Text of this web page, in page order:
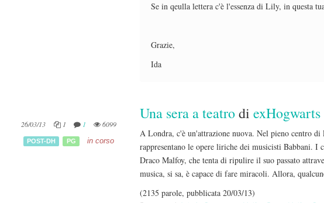
Se in qeulla lettera c'è l'essenza di Lily, in questa
Grazie,
Ida
26/03/13 1 1 6099
POST-DH PG in corso
Una sera a teatrodi exHogwarts
A Londra, c'è un'attrazione nuova. Nel pieno centro
rappresentano le opere liriche dei musicisti Babbani. I
Draco Malfoy, che tenta di ripulire il suo passato
musica, si sa, è capace di fare miracoli. Allora,
(2135 parole, pubblicata 20/03/13)